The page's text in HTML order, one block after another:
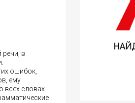
в
ошибок,
ему
всех словах